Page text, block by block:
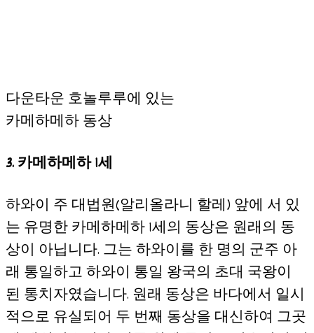
다운타운 호놀루루에 있는
카메하메하 동상
3. 카메하메하 1세
하와이 주 대법원(알리올라니 할레) 앞에 서 있
는 유명한 카메하메하 1세의 동상은 원래의 동
상이 아닙니다. 그는 하와이를 한 명의 군주 아
래 통일하고 하와이 통일 왕국의 초대 국왕이
된 통치자였습니다. 원래 동상은 바다에서 일시
적으로 유실되어 두 번째 동상을 대신하여 그곳